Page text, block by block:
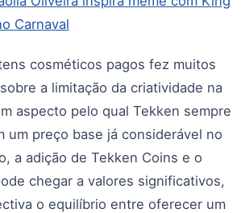
Carnaval
cosméticos pagos fez muitos
a limitação da criatividade na
aspecto pelo qual Tekken sempre
um preço base já considerável no
a adição de Tekken Coins e o
chegar a valores significativos,
o equilíbrio entre oferecer um